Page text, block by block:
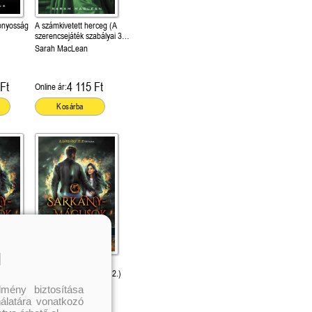
A számkivetett herceg (A
szerencsejáték szabályai 3.)
Önállóan is olvasható!
Sarah MacLean
Online ár:4 115 Ft
Kosárba
(Szuperlények börtöne 2.)
Jaymin Eve
biztosítása
vonatkozó